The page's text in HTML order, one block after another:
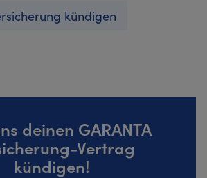
kündigen
deinen GARANTA
Vertrag
kündigen!